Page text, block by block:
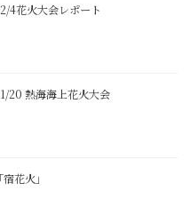
4花火大会レポート
20 熱海海上花火大会
花火」